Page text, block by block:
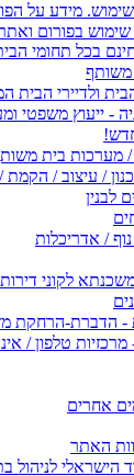
מידע על
בפורום
בכל תחומי
משותף
ולדיירי הבית
- ייעוץ משפטי
/ מערכות בית
/ עיצוב / הקמת
לבנין
/ אדריכלות
לקוני
הדברת-הרחקת
טלפון /
אחרים
האתר
הישראלי לניהול